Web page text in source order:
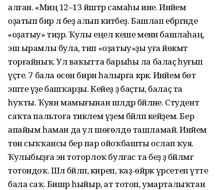
алған. «Миңә 12–13 йәштәр самаһы ине. Инәйем
оҙатып бирә лә беҙ алып китәбеҙ. Башлап ебәргәнде
«оҙатыу» тиҙәр. Ҡулы еңел кеше менән башлаһаң,
эш ырамлы була, тип «оҙатыу»ҙы уға йөкмәтә
торғайныҡ. Ул ваҡытта барыһы ла балаҫ һуғып
үҫте. 7 бала өсөн бирнә һалырға кәрәк. Инәйем бөтә
эште үҙе башҡарҙы. Кейеҙ ҙә баҫты, балаҫ та
һуҡты. Ҡуян мамығынан шәлдәр бәйләне. Студент
саҡта пальтоға тиклем үҙем бәйләп кейҙем. Бер
апайым һаман да ул шөғөлдө ташламай. Инәйем
төн сыҡҡансы бер пар ойоҡбашты ослап ҡуя.
Ҡулыбыҙға энә тоторлоҡ булғас та беҙ ҙә бәйләмгә
тотондоҡ. Шәл бәйләп, киреп, ҡаҙ-өйрәк үрсетеп үтте
бала саҡ. Бишәр һыйыр, ат тотоп, умарталыҡтан